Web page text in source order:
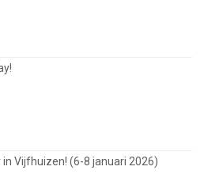
in Vijfhuizen! (6-8 januari 2026)